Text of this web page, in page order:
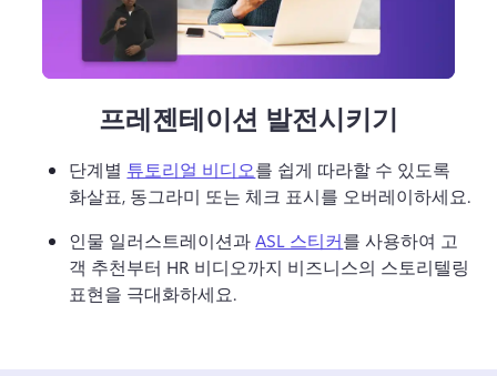
프레젠테이션 발전시키기
단계별 튜토리얼 비디오를 쉽게 따라할 수 있도록
인물 일러스트레이션과 ASL 스티커를 사용하여 고
객 추천부터 HR 비디오까지 비즈니스의 스토리텔링
표현을 극대화하세요.